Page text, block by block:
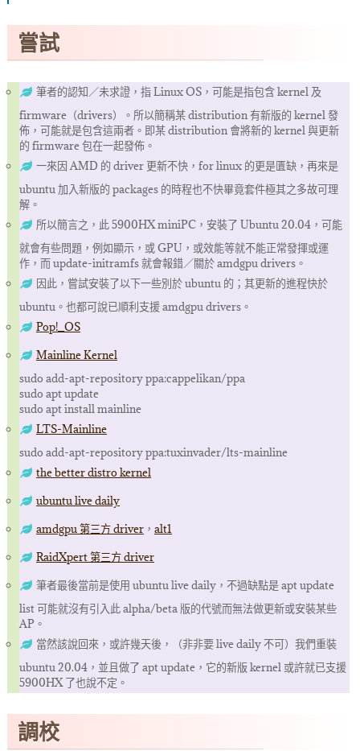
嘗試
筆者的認知／未求證，指 Linux OS，可能是指包含 kernel 及
firmware（drivers）。所以簡稱某 distribution 有新版的 kernel 發
佈，可能就是包含這兩者。即某 distribution 會將新的 kernel 與更新
的 firmware 包在一起發佈。
一來因 AMD 的 driver 更新不快，for linux 的更是匱缺，再來是
ubuntu 加入新版的 packages 的時程也不快畢竟套件極其之多故可理
解。
所以簡言之，此 5900HX miniPC，安裝了 Ubuntu 20.04，可能
就會有些問題，例如顯示，或 GPU，或效能等就不能正常發揮或運
作，而 update-initramfs 就會報錯／關於 amdgpu drivers。
因此，嘗試安裝了以下一些別於 ubuntu 的；其更新的進程快於
ubuntu。也都可說已順利支援 amdgpu drivers。
Pop!_OS
Mainline Kernel
sudo add-apt-repository ppa:cappelikan/ppa
sudo apt update
sudo apt install mainline
LTS-Mainline
sudo add-apt-repository ppa:tuxinvader/lts-mainline
the better distro kernel
ubuntu live daily
amdgpu 第三方 driver， alt1
RaidXpert 第三方 driver
筆者最後當前是使用 ubuntu live daily，不過缺點是 apt update
list 可能就沒有引入此 alpha/beta 版的代號而無法做更新或安裝某些
AP。
當然該說回來，或許幾天後，（非非要 live daily 不可）我們重裝
ubuntu 20.04，並且做了 apt update，它的新版 kernel 或許就已支援
5900HX 了也說不定。
調校